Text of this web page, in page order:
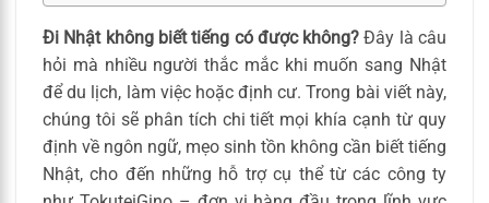
Đi Nhật không biết tiếng có được không? Đây là câu
hỏi mà nhiều người thắc mắc khi muốn sang Nhật
để du lịch, làm việc hoặc định cư. Trong bài viết này,
chúng tôi sẽ phân tích chi tiết mọi khía cạnh từ quy
định về ngôn ngữ, mẹo sinh tồn không cần biết tiếng
Nhật, cho đến những hỗ trợ cụ thể từ các công ty